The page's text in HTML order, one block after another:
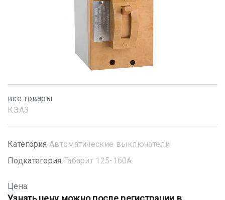
все товары
КЭАЗ
Категория Автоматические выключатели
Подкатегория Габарит 125-160А
Цена: